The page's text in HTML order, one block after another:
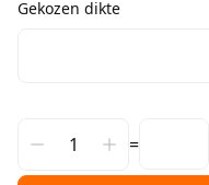
Gekozen dikte
=